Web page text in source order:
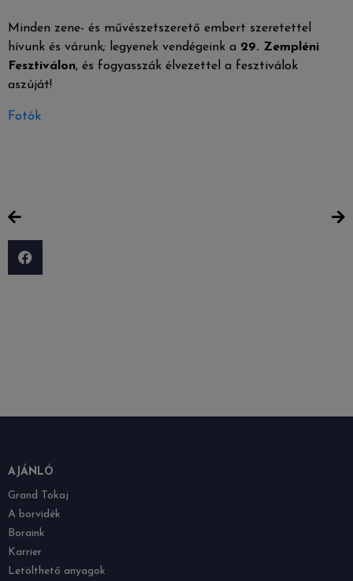
Minden zene- és művészetszerető embert szeretettel
hívunk és várunk; legyenek vendégeink a 29. Zempléni
Fesztiválon, és fogyasszák élvezettel a fesztiválok
aszúját!
Fotók
AJÁNLÓ
Grand Tokaj
A borvidék
Boraink
Karrier
Letölthető anyagok